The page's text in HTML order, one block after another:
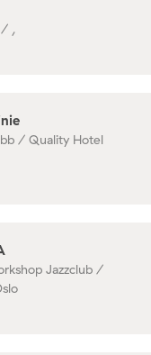
/ ,
/ Quality Hotel
Jazzclub /